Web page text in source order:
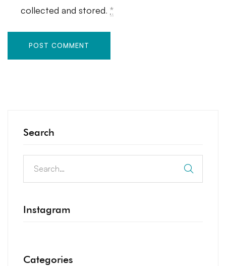
collected and stored. *
Search
Instagram
Categories